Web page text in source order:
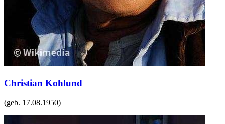
Christian Kohlund
(geb. 17.08.1950)